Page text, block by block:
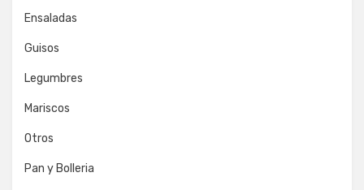
Ensaladas
Guisos
Legumbres
Mariscos
Otros
Pan y Bolleria